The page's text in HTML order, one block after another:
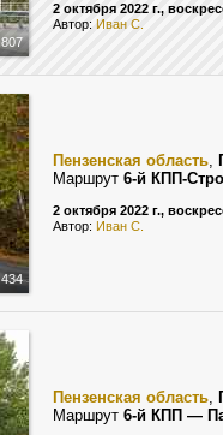
807
2 октября 2022 г.,
Автор: Иван С.
434
Пензенская область,
Маршрут 6-й КПП-
2 октября 2022 г.,
Автор: Иван С.
Пензенская область,
Маршрут 6-й КПП —